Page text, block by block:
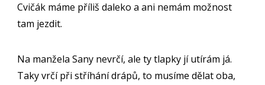
Cvičák máme příliš daleko a ani nemám možnost
tam jezdit.
Na manžela Sany nevrčí, ale ty tlapky jí utírám já.
Taky vrčí při stříhání drápů, to musíme dělat oba,